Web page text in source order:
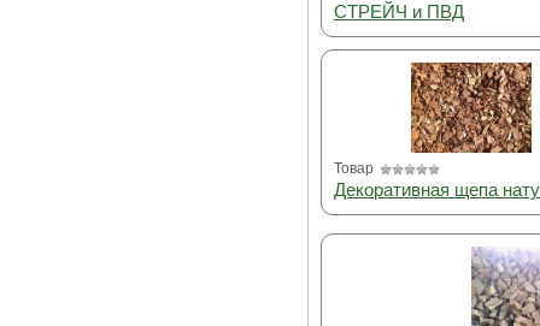
СТРЕЙЧ и ПВД
Товар
Декоративная щепа